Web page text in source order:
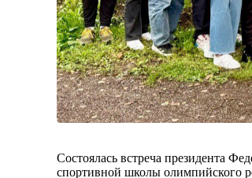
Состоялась встреча президента
спортивной школы олимпийского